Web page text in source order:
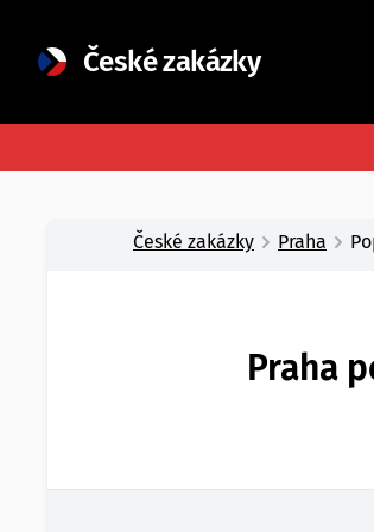
České zakázky
České zakázky Praha
Praha